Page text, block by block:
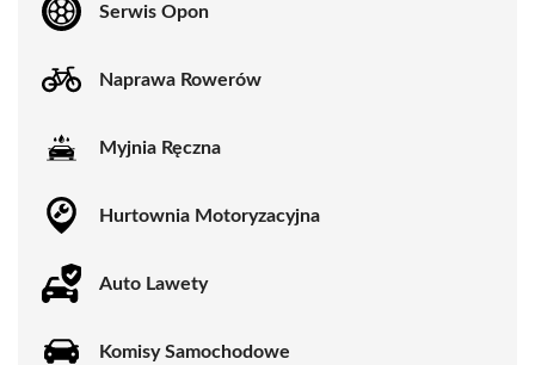
Serwis Opon
Naprawa Rowerów
Myjnia Ręczna
Hurtownia Motoryzacyjna
Auto Lawety
Komisy Samochodowe